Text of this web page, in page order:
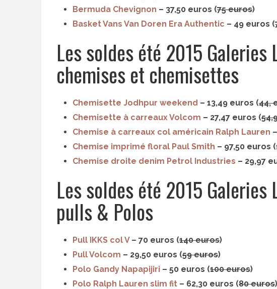
Bermuda Chevignon – 37,50 euros (75 euros)
Basket Vans Van Doren Era Authentic – 49 euros (
Les soldes été 2015
chemises et chemisettes
Chemisette Jodhpur weekend – 13,49 euros (44,
Chemisette à carreaux Volcom – 27,47 euros (
Chemise à carreaux col américain Ralph Lauren
Chemise imprimé floral Paul Smith – 97,50 euros (
Chemise droite denim Petrol Industries – 29,97
Les soldes été 2015
pulls & Polos
Pull IKKS col V– 70 euros (140 euros)
Pull Volcom – 29,50 euros (59 euros)
Polo Gandy Napapijiri – 50 euros (100 euros)
Polo Ralph Lauren slim fit – 62,30 euros (80 euros)